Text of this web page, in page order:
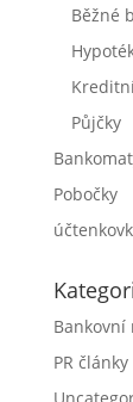
Běžné
Půjčky
Pobočky
Bankovní
PR články